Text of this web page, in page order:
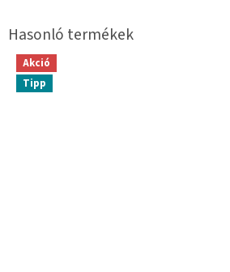
Akció
Tipp